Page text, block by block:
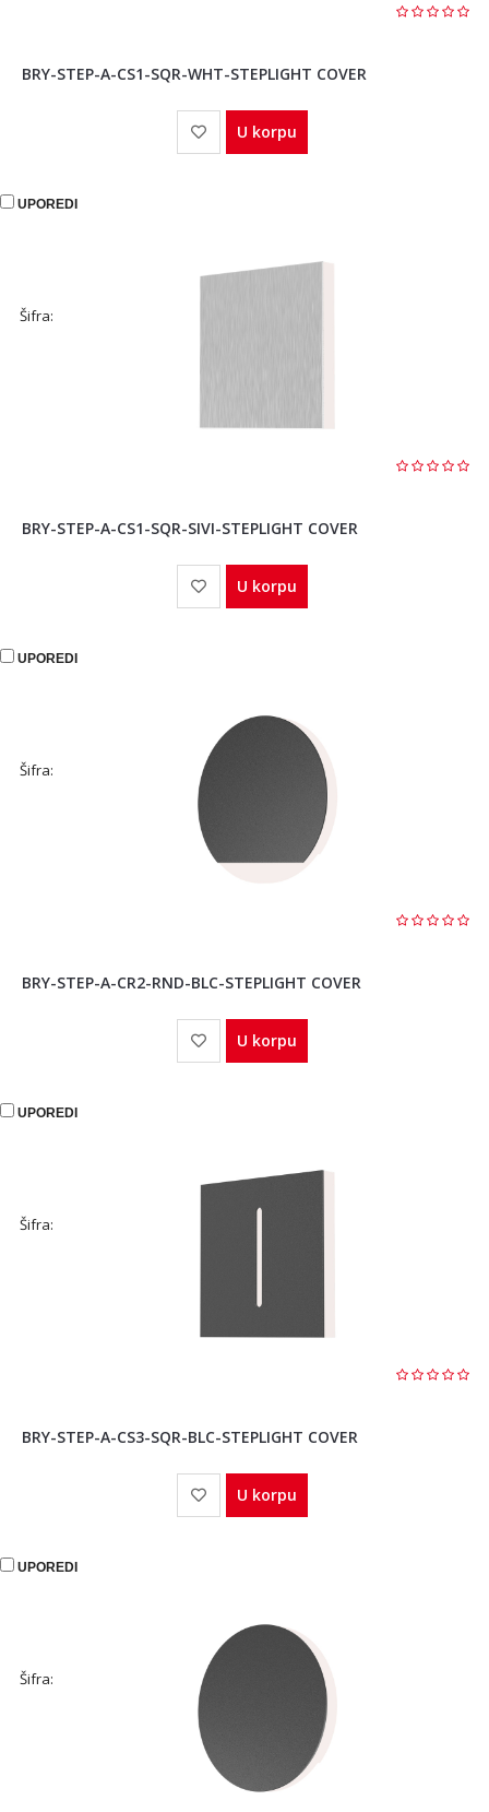
BRY-STEP-A-CS1-SQR-WHT-STEPLIGHT COVER
U korpu
UPOREDI
Šifra:
BRY-STEP-A-CS1-SQR-SIVI-STEPLIGHT COVER
U korpu
UPOREDI
Šifra:
BRY-STEP-A-CR2-RND-BLC-STEPLIGHT COVER
U korpu
UPOREDI
Šifra:
BRY-STEP-A-CS3-SQR-BLC-STEPLIGHT COVER
U korpu
UPOREDI
Šifra: